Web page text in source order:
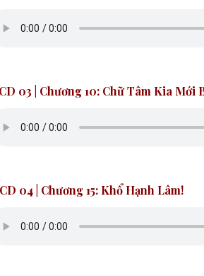
03 Chương 10: Chữ Tâm Kia Mới
04 | Chương 15: Khổ Hạnh Lâm!